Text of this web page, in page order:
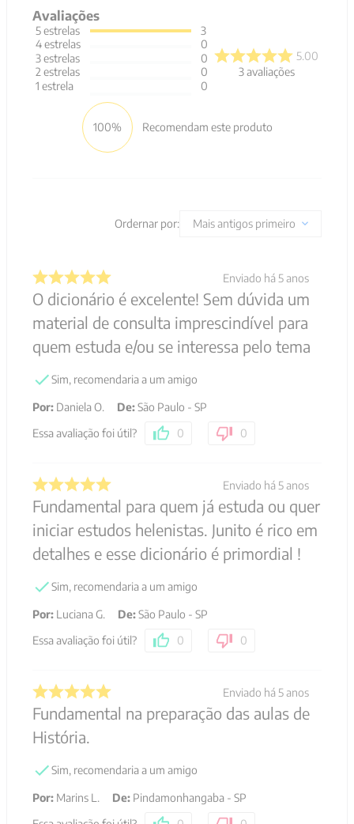
Avaliações
5estrelas
4estrelas
3estrelas
2 estrelas
1 estrela
3
0
0
0
0
5.00
3avaliações
100% Recomendam este produto
Ordernar por: Mais antigos primeiro
Enviado há 5 anos
O dicionário é excelente! Sem dúvida um
material de consulta imprescindível para
quem estuda e/ou se interessa pelo tema
Sim, recomendaria a um amigo
Por: Daniela O. De:São Paulo - SP
Essa avaliação foi útil?
0 0
Enviado há 5 anos
Fundamental para quem já estuda ou quer
iniciar estudos helenistas. Junito é rico em
detalhes e esse dicionário é primordial !
Sim, recomendaria a um amigo
Por: Luciana G. De:São Paulo - SP
Essa avaliação foi útil?
0 0
Enviado há 5 anos
Fundamental na preparação das aulas de
História.
Sim, recomendaria a um amigo
Por: Marins L. De: Pindamonhangaba - SP